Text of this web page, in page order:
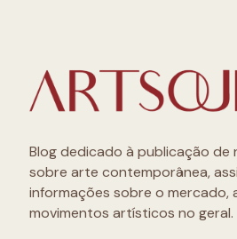
Blog dedicado à publicação de
sobre arte contemporânea,
informações sobre o mercado,
movimentos artísticos no geral.